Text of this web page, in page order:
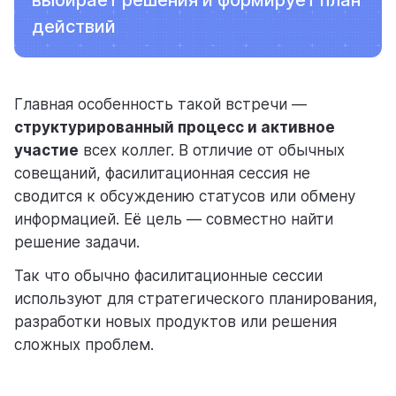
действий
Главная особенность такой встречи —
структурированный процесс и активное
участие всех коллег. В отличие от обычных
совещаний, фасилитационная сессия не
сводится к обсуждению статусов или обмену
информацией. Её цель — совместно найти
решение задачи.
Так что обычно фасилитационные сессии
используют для стратегического планирования,
разработки новых продуктов или решения
сложных проблем.